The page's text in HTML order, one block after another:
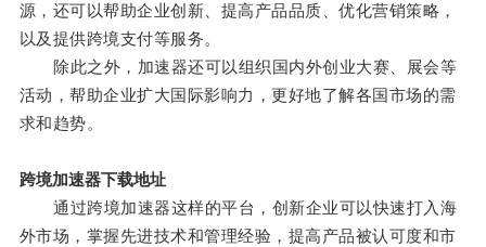
源，还可以帮助企业创新、提高产品品质、优化营销策略，
以及提供跨境支付等服务。
除此之外，加速器还可以组织国内外创业大赛、展会等
活动，帮助企业扩大国际影响力，更好地了解各国市场的需
求和趋势。
跨境加速器下载地址
通过跨境加速器这样的平台，创新企业可以快速打入海
外市场，掌握先进技术和管理经验，提高产品被认可度和市